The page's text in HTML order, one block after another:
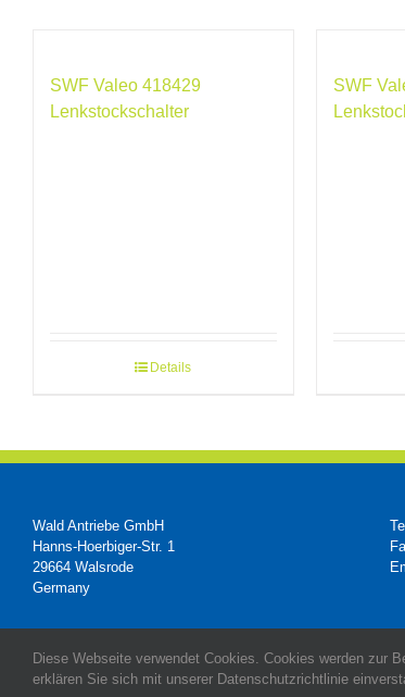
SWF Valeo 418429
Lenkstockschalter
Details
SWF
Wald Antriebe GmbH
Hanns-Hoerbiger-Str. 1
29664 Walsrode
Germany
Made with by Wald Antriebe GmbH
Diese Webseite verwendet Cookies. Cookies werden zur
erklären Sie sich mit unserer Datenschutzrichtlinie